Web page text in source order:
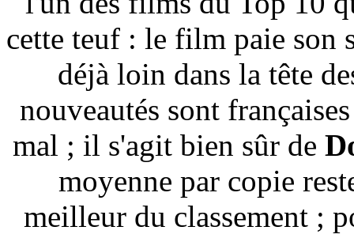
cette teuf : le film paie son
déjà loin dans la tête
nouveautés sont
mal ; il s'agit bien sûr de
moyenne par copie
meilleur du classement ;